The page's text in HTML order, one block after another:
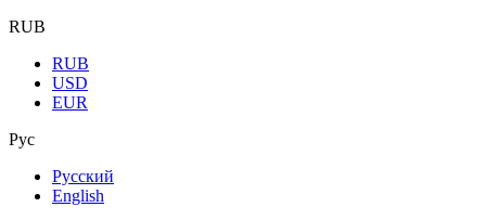
RUB
RUB
USD
EUR
Рус
Русский
English